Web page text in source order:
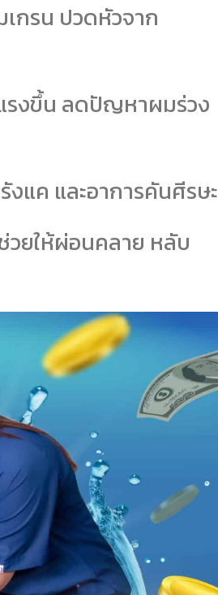
กรน ปวดหัวจาก
รงขึ้น ลดปัญหาผมร่วง
แค และอาการคันศีรษะ
ยให้ผ่อนคลาย หลับ